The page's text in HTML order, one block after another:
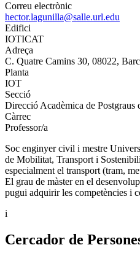
Correu electrònic
hector.lagunilla@salle.url.edu
Edifici
IOTICAT
Adreça
C. Quatre Camins 30, 08022,
Planta
IOT
Secció
Direcció Acadèmica de Postgraus
Càrrec
Professor/a
Soc enginyer civil i mestre
de Mobilitat, Transport i
especialment el transport (tram,
El grau de màster en el
pugui adquirir les competències i
i
Cercador de